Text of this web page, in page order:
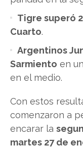
Tigre superó
Cuarto.
Argentinos
Sarmiento en
en el medio.
Con estos
comenzaron a
encarar la
martes 27 de